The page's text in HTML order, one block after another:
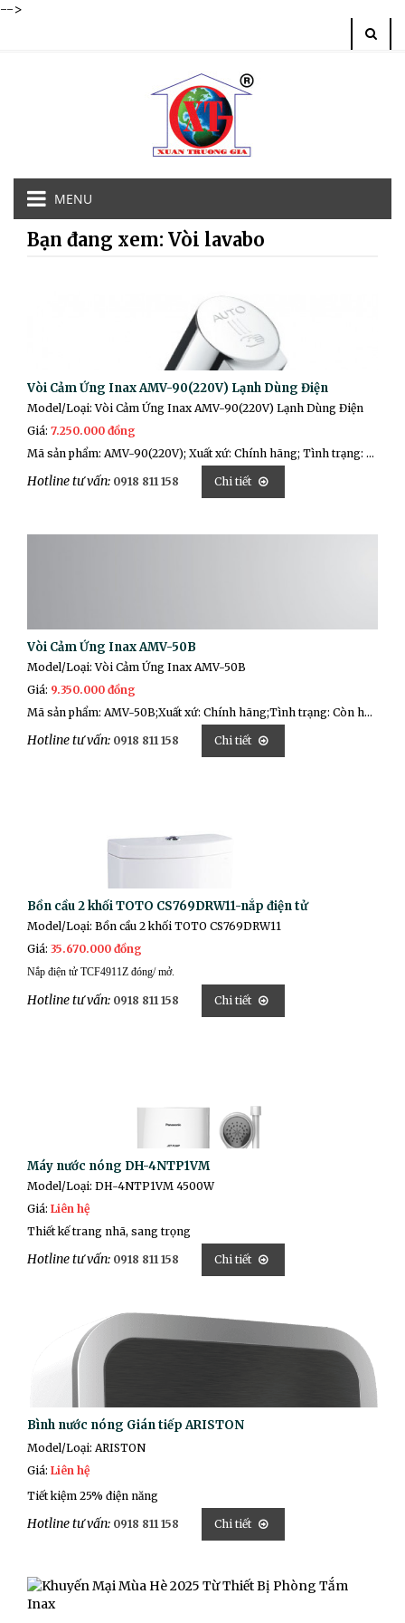
-->
MENU
Bạn đang xem: Vòi lavabo
Vòi Cảm Ứng Inax AMV-90(220V) Lạnh Dùng Điện
Model/Loại: Vòi Cảm Ứng Inax AMV-90(220V) Lạnh Dùng Điện
Giá: 7.250.000 đồng
Mã sản phẩm: AMV-90(220V); Xuất xứ: Chính hãng; Tình trạng: Còn hàng
Hotline tư vấn: 0918 811 158 Chi tiết
Vòi Cảm Ứng Inax AMV-50B
Model/Loại: Vòi Cảm Ứng Inax AMV-50B
Giá: 9.350.000 đồng
Mã sản phẩm: AMV-50B;Xuất xứ: Chính hãng;Tình trạng: Còn hàng.
Hotline tư vấn: 0918 811 158 Chi tiết
Bồn cầu 2 khối TOTO CS769DRW11-nắp điện tử
Model/Loại: Bồn cầu 2 khối TOTO CS769DRW11
Giá: 35.670.000 đồng
Nắp điện tử TCF4911Z đóng/ mở.
Hotline tư vấn: 0918 811 158 Chi tiết
Máy nước nóng DH-4NTP1VM
Model/Loại: DH-4NTP1VM 4500W
Giá: Liên hệ
Thiết kế trang nhã, sang trọng
Hotline tư vấn: 0918 811 158 Chi tiết
Bình nước nóng Gián tiếp ARISTON
Model/Loại: ARISTON
Giá: Liên hệ
Tiết kiệm 25% điện năng
Hotline tư vấn: 0918 811 158 Chi tiết